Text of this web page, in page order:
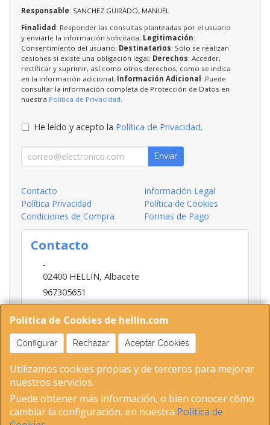
Política de Cookies de hellin.com
Configurar Rechazar Aceptar Cookies
Utilizamos cookies propias y de terceros para mejorar
nuestros servicios.
Puede obtener más información, o bien conocer cómo
cambiar la configuración, en nuestra Política de
Responsable: SANCHEZ GUIRADO, MANUEL
Finalidad: Responder las consultas planteadas por el usuario
y enviarle la información solicitada; Legitimación:
Consentimiento del usuario; Destinatarios: Solo se realizan
cesiones si existe una obligación legal; Derechos: Acceder,
rectificar y suprimir, así como otros derechos, como se indica
en la información adicional; Información Adicional: Puede
consultar la información completa de Protección de Datos en
nuestra Política de Privacidad
He leído y acepto la Política de Privacidad.
Enviar
Contacto
Información Legal
Política Privacidad
Política de Cookies
Condiciones de Compra
Formas de Pago
Contacto
-
02400 HELLIN, Albacete
967305651
INFO@HELLIN.COM
Horario
09:00-13:30; 16:30-20:30
02400 Hellin (Albacete ) Tel 653893802-967305651 C.I.F-